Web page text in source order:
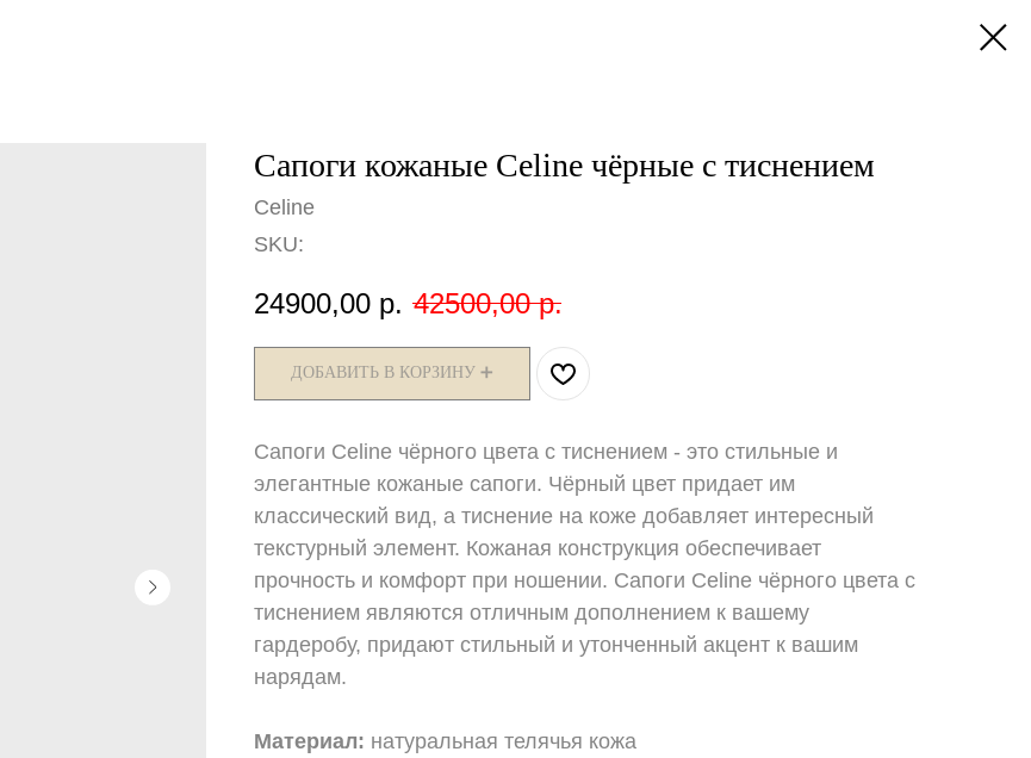
Сапоги кожаные Celine чёрные c тиснением
Celine
SKU:
24900,00 р. 42500,00 р.
ДОБАВИТЬ В КОРЗИНУ ➕
Сапоги Celine чёрного цвета с тиснением - это стильные и
элегантные кожаные сапоги. Чёрный цвет придает им
классический вид, а тиснение на коже добавляет интересный
текстурный элемент. Кожаная конструкция обеспечивает
прочность и комфорт при ношении. Сапоги Celine чёрного цвета с
тиснением являются отличным дополнением к вашему
гардеробу, придают стильный и утонченный акцент к вашим
нарядам.
Материал: натуральная телячья кожа